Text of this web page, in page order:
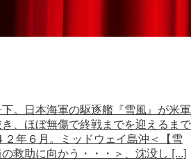
。日本海軍の駆逐艦『雪風』が米軍
、ほぼ無傷で終戦までを迎えるまで
２年６月。ミッドウェイ島沖＜【雪
救助に向かう・・・＞、沈没し […]